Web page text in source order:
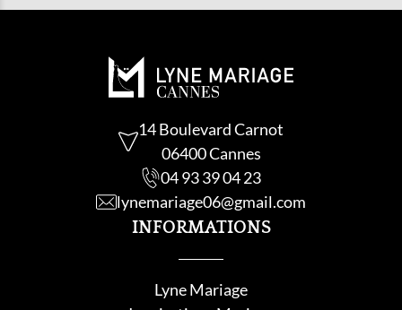
14 Boulevard Carnot
06400 Cannes
04 93 39 04 23
lynemariage06@gmail.com
INFORMATIONS
Lyne Mariage